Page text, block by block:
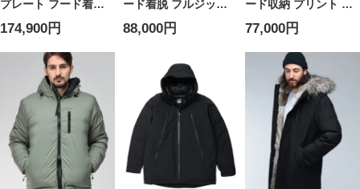
プレート フード着脱
フルジップ ダウン ジ
ャケット LEGEND レ
ジェンド
HRPI003ULE12456
174,900円
ード着脱 フルジップ
600フィル HMLYN
BALTORO JACKET
ード ダウン 秋 冬 大き
いサイズ メンズ
88,000円
ード収納 プリント フ
ルジップ 700フィル
1996 RETRO
NUPTSE JACKET ア
ウター ブルゾン スタ
ンド ダウン 秋 冬 大き
いサイズ メンズ
77,000円